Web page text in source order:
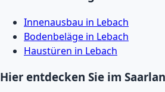
Innenausbau in Lebach
Bodenbeläge in Lebach
Haustüren in Lebach
Hier entdecken Sie im